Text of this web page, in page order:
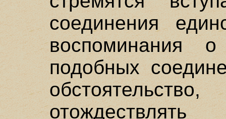
соединения
воспоминания
подобных